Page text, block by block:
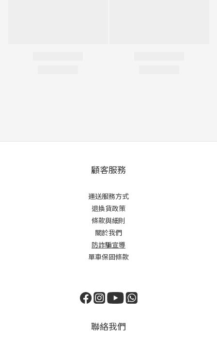
顧客服務
運送服務方式
退換貨政策
條款與細則
關於我們
防詐騙宣導
單車保固條款
聯絡我們